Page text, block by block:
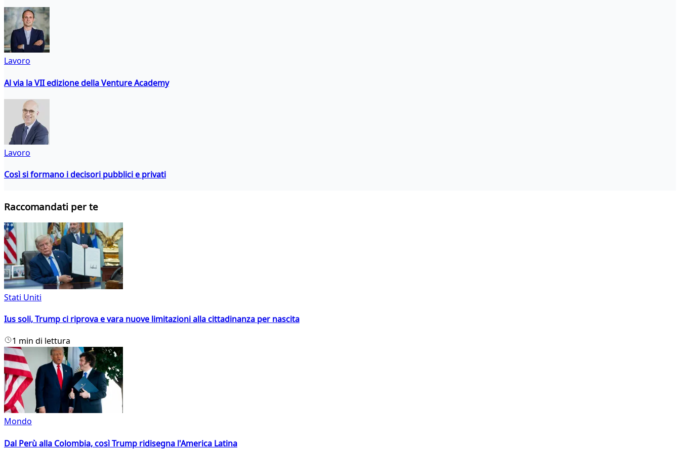
Lavoro
Al via la VII edizione della Venture Academy
Lavoro
Così si formano i decisori pubblici e privati
Raccomandati per te
Stati Uniti
Ius soli, Trump ci riprova e vara nuove limitazioni alla cittadinanza per nascita
1 min di lettura
Mondo
Dal Perù alla Colombia, così Trump ridisegna l'America Latina